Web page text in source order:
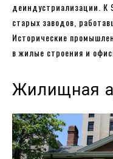
деиндустриализации. К
старых заводов,
Исторические
в жилые строения и
Жилищная